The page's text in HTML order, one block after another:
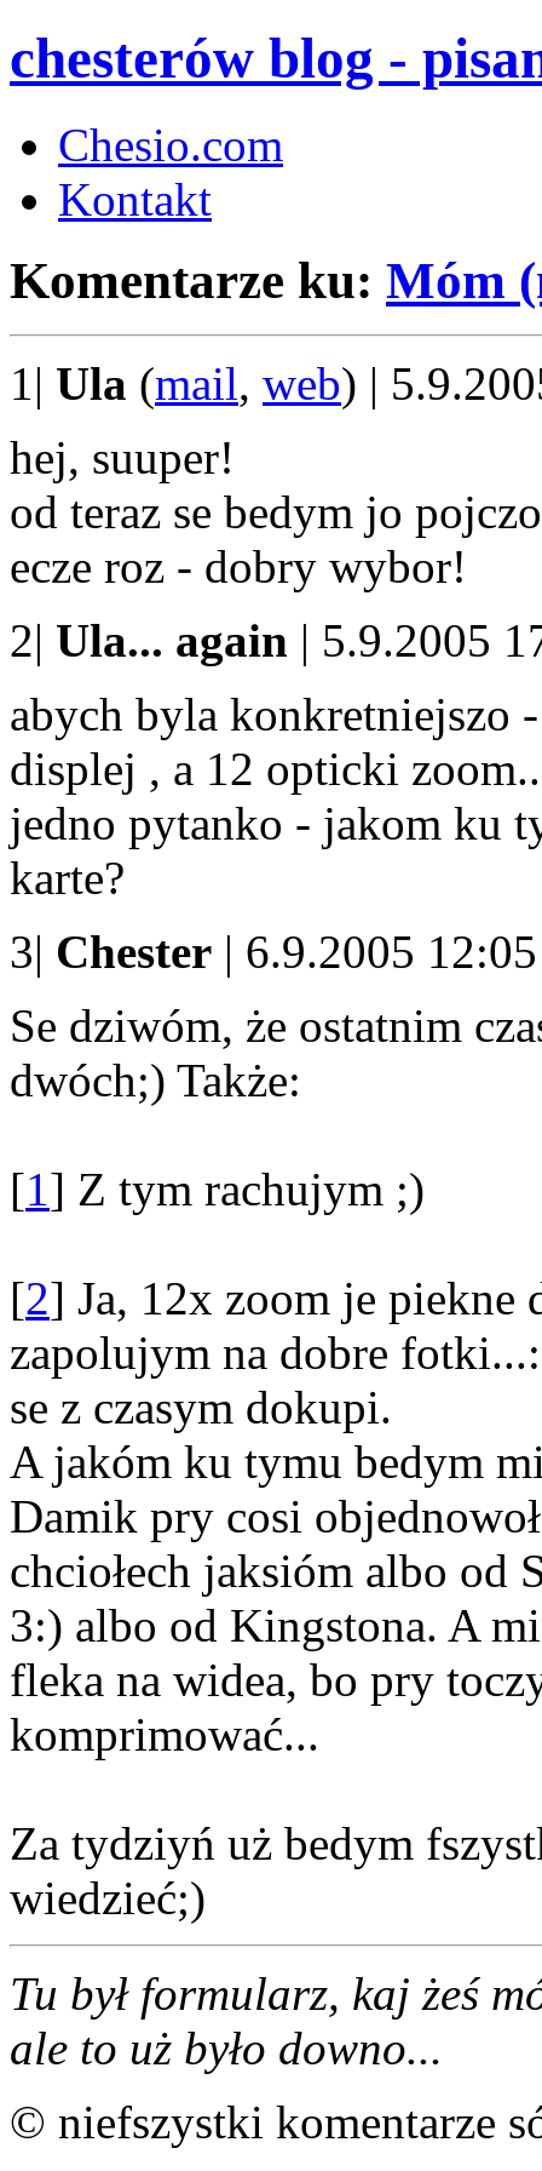
chesterów blog -
Chesio.com
Kontakt
Komentarze ku: Móm
1| Ula (mail, web) |
hej, suuper!
od teraz se bedym jo
ecze roz - dobry wybor!
2| Ula... again | 5.9.2005
abych byla konkretniejszo
displej , a 12 opticki
jedno pytanko - jakom ku
karte?
3| Chester | 6.9.2005 12:05
Se dziwóm, że ostatnim
dwóch;) Także:
[1] Z tym rachujym ;)
[2] Ja, 12x zoom je piekne
zapolujym na dobre
se z czasym dokupi.
A jakóm ku tymu bedym
Damik pry cosi
chciołech jaksióm albo od
3:) albo od Kingstona. A
fleka na widea, bo pry
komprimować...
Za tydziyń uż bedym
wiedzieć;)
Tu był formularz, kaj żeś
ale to uż było downo...
© niefszystki komentarze